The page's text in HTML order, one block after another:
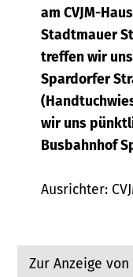
am CVJM-
Stadtmauer
treffen wir
Spardorfer
wir uns
Busbahnhof
Ausrichter:
Zur Anzeige